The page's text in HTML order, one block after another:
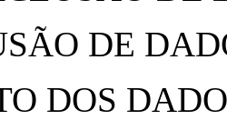
DE
DOS